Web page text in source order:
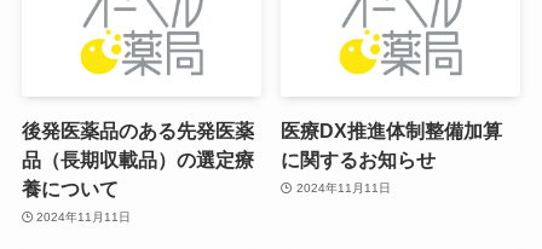
後発医薬品のある先発医薬
品（長期収載品）の選定療
養について
2024年11月11日
医療DX推進体制整備加算
に関するお知らせ
2024年11月11日